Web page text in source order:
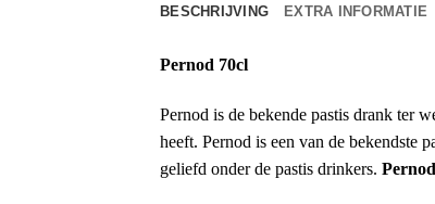
BESCHRIJVING EXTRA INFORMATIE
Pernod 70cl
Pernod is de bekende pastis drank ter
heeft. Pernod is een van de bekendste
geliefd onder de pastis drinkers. Pernod